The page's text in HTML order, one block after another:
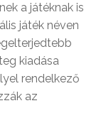
a játéknak is
játék néven
kiadása
rendelkező
az